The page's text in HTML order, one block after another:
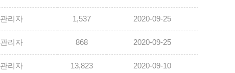
관리자 1,537 2020-09-25
관리자 868 2020-09-25
관리자 13,823 2020-09-10